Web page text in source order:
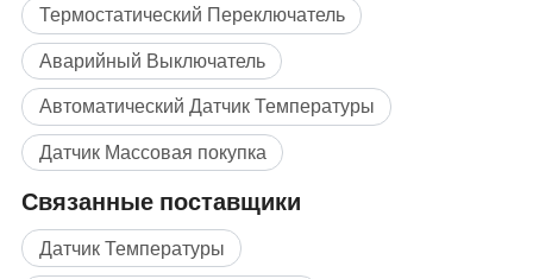
Термостатический Переключатель
Аварийный Выключатель
Автоматический Датчик Температуры
Датчик Массовая покупка
Связанные поставщики
Датчик Температуры